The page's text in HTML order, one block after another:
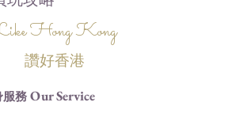
Hong Kong
讚好香港
服務 Our Service